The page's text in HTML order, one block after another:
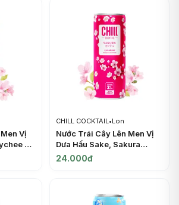
Vị
&
CHILL COCKTAIL•Lon
Nước Trái Cây Lên Men Vị
Dưa Hấu Sake, Sakura
Watermelon & Sake
24.000đ